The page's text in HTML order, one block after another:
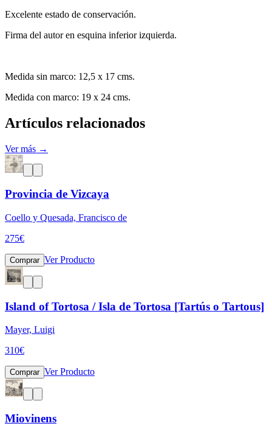
Excelente estado de conservación.
Firma del autor en esquina inferior izquierda.
Medida sin marco: 12,5 x 17 cms.
Medida con marco: 19 x 24 cms.
Artículos relacionados
Ver más →
Provincia de Vizcaya
Coello y Quesada, Francisco de
275€
Comprar Ver Producto
Island of Tortosa / Isla de Tortosa [Tartús o Tartous]
Mayer, Luigi
310€
Comprar Ver Producto
Miovinens